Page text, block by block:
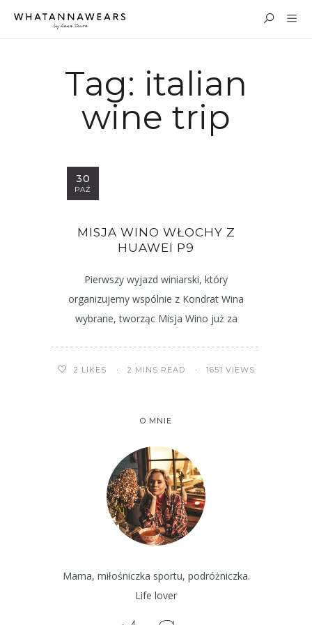
Tag: italian
wine trip
30
PAŹ
MISJA WINO WŁOCHY Z
HUAWEI P9
Pierwszy wyjazd winiarski, który
organizujemy wspólnie z Kondrat Wina
wybrane, tworząc Misja Wino już za
2 LIKES 2 MINS READ 1651 VIEWS
O MNIE
Mama, miłośniczka sportu, podróżniczka.
Life lover